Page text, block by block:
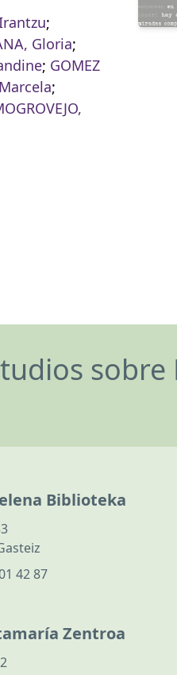
;
Gloria;
; GOMEZ
;
Biblioteka
42 87
Zentroa